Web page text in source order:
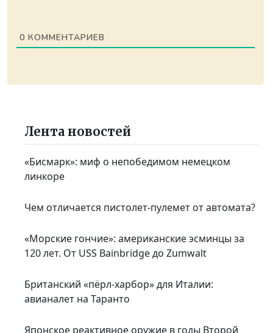
0 КОММЕНТАРИЕВ
Лента новостей
«Бисмарк»: миф о непобедимом немецком
линкоре
Чем отличается пистолет-пулемет от автомата?
«Морские гончие»: американские эсминцы за
120 лет. От USS Bainbridge до Zumwalt
Британский «пёрл-харбор» для Италии:
авианалет на Таранто
Японское реактивное оружие в годы Второй